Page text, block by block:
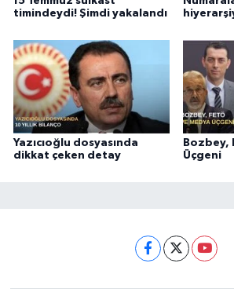
timindeydi! Şimdi yakalandı
Yazıcıoğlu dosyasında
dikkat çeken detay
Bozbey,
Üçgeni